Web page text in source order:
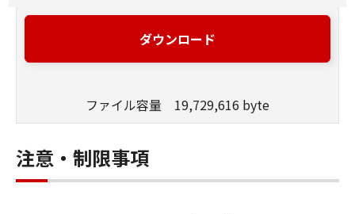
1. GRANT OF LICENSE
Canon grants you a personal, limited and non-
SOFTWARE solely for the use with Products
connected to the Products (the "Designated
Computer").
You may allow other users of other
ダウンロード
ファイル容量 19,729,616 byte
注意・制限事項